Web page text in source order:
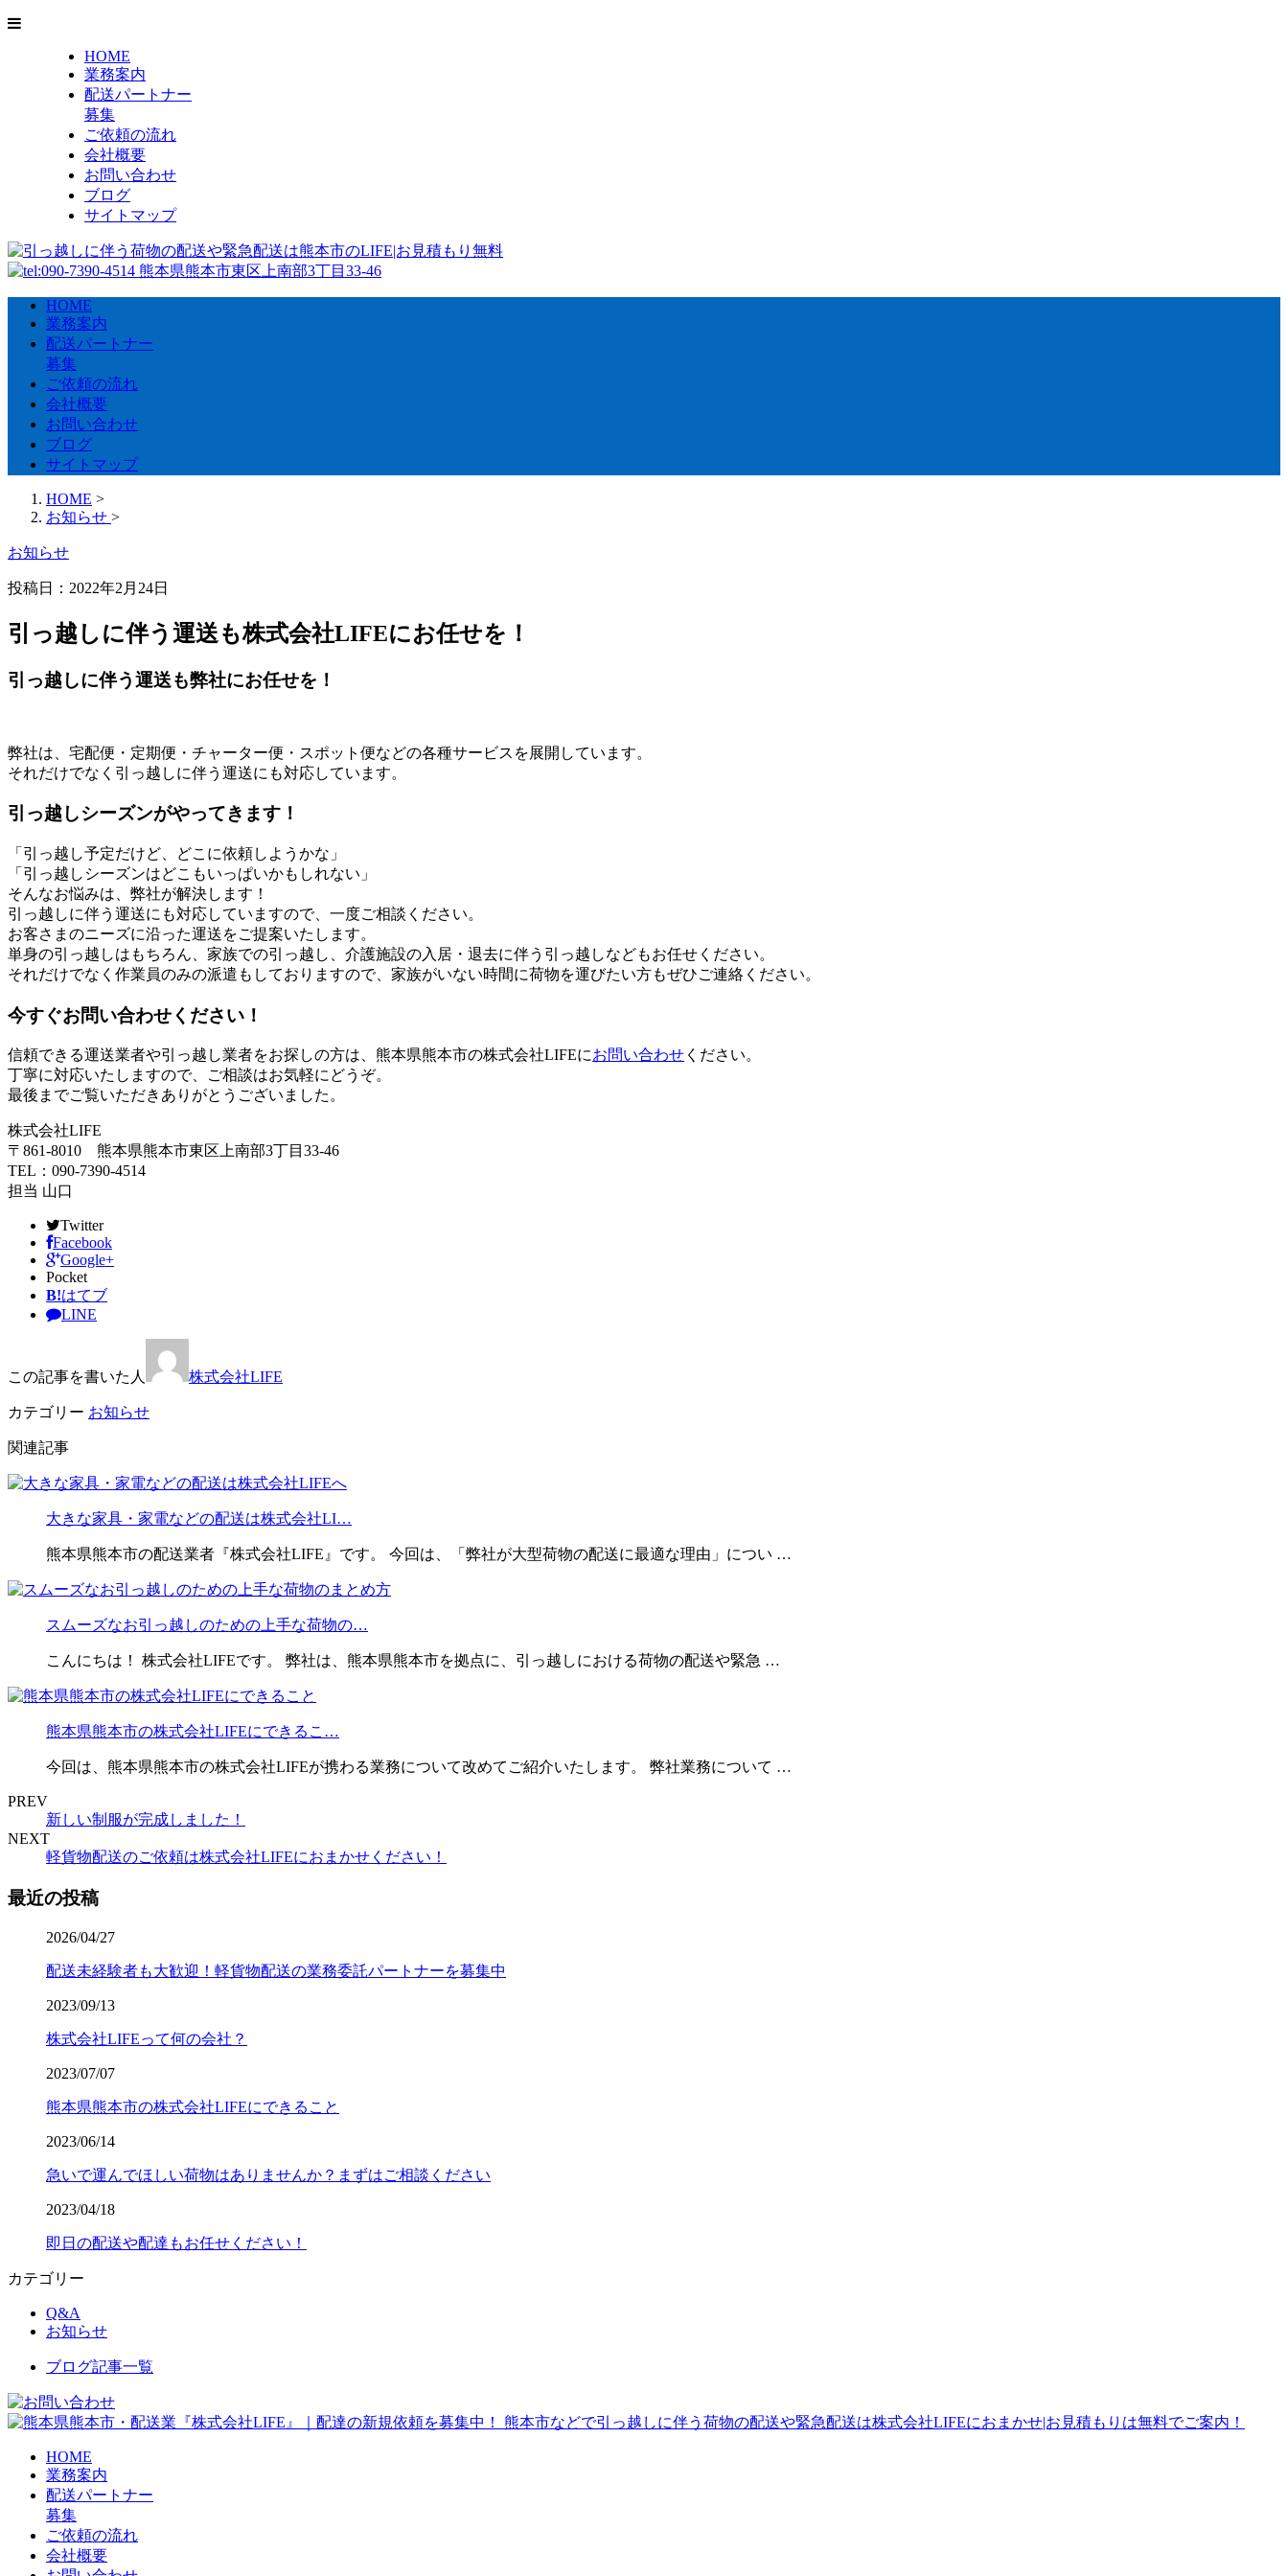
HOME
業務案内
配送パートナー
募集
ご依頼の流れ
会社概要
お問い合わせ
ブログ
サイトマップ
HOME
業務案内
配送パートナー
募集
ご依頼の流れ
会社概要
お問い合わせ
ブログ
サイトマップ
HOME >
お知らせ >
お知らせ
投稿日：2022年2月24日
引っ越しに伴う運送も株式会社LIFEにお任せを！
引っ越しに伴う運送も弊社にお任せを！
弊社は、宅配便・定期便・チャーター便・スポット便などの各種サービスを展開しています。
それだけでなく引っ越しに伴う運送にも対応しています。
引っ越しシーズンがやってきます！
「引っ越し予定だけど、どこに依頼しようかな」
「引っ越しシーズンはどこもいっぱいかもしれない」
そんなお悩みは、弊社が解決します！
引っ越しに伴う運送にも対応していますので、一度ご相談ください。
お客さまのニーズに沿った運送をご提案いたします。
単身の引っ越しはもちろん、家族での引っ越し、介護施設の入居・退去に伴う引っ越しなどもお任せください。
それだけでなく作業員のみの派遣もしておりますので、家族がいない時間に荷物を運びたい方もぜひご連絡ください。
今すぐお問い合わせください！
信頼できる運送業者や引っ越し業者をお探しの方は、熊本県熊本市の株式会社LIFEにお問い合わせ ください。
丁寧に対応いたしますので、ご相談はお気軽にどうぞ。
最後までご覧いただきありがとうございました。
株式会社LIFE
〒861-8010 熊本県熊本市東区上南部3丁目33-46
TEL：090-7390-4514
担当 山口
Twitter
Facebook
Google+
Pocket
B!はてブ
LINE
この記事を書いた人 株式会社LIFE
カテゴリー お知らせ
関連記事
大きな家具・家電などの配送は株式会社LI…
熊本県熊本市の配送業者『株式会社LIFE』です。 今回は、「弊社が大型荷物の配送に最適な理由」につい …
スムーズなお引っ越しのための上手な荷物の…
こんにちは！ 株式会社LIFEです。 弊社は、熊本県熊本市を拠点に、引っ越しにおける荷物の配送や緊急 …
熊本県熊本市の株式会社LIFEにできるこ…
今回は、熊本県熊本市の株式会社LIFEが携わる業務について改めてご紹介いたします。 弊社業務について …
PREV
新しい制服が完成しました！
NEXT
軽貨物配送のご依頼は株式会社LIFEにおまかせください！
最近の投稿
2026/04/27
配送未経験者も大歓迎！軽貨物配送の業務委託パートナーを募集中
2023/09/13
株式会社LIFEって何の会社？
2023/07/07
熊本県熊本市の株式会社LIFEにできること
2023/06/14
急いで運んでほしい荷物はありませんか？まずはご相談ください
2023/04/18
即日の配送や配達もお任せください！
カテゴリー
Q&A
お知らせ
ブログ記事一覧
熊本市などで引っ越しに伴う荷物の配送や緊急配送は株式会社LIFEにおまかせ|お見積もりは無料でご案内！
HOME
業務案内
配送パートナー
募集
ご依頼の流れ
会社概要